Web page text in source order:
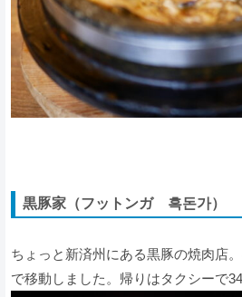
黒豚家（フットンガ 흑돈가）
ちょっと新済州にある黒豚の焼肉店
で移動しました。帰りはタクシーで